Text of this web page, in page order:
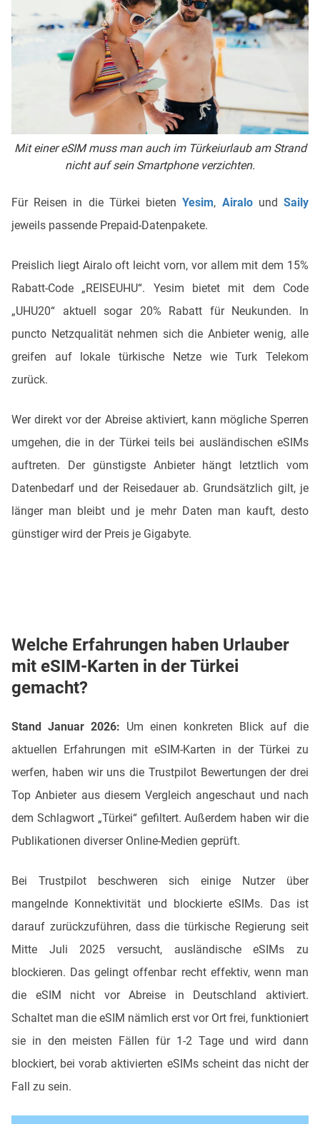
Mit einer eSIM muss man auch im Türkeiurlaub am Strand
nicht auf sein Smartphone verzichten.
Für Reisen in die Türkei bietenYesim, AiraloundSaily
jeweils passende Prepaid-Datenpakete.
Preislich liegt Airalo oft leicht vorn, vor allem mit dem 15%
Rabatt-Code „REISEUHU“. Yesim bietet mit dem Code
„UHU20“ aktuell sogar 20% Rabatt für Neukunden. In
puncto Netzqualität nehmen sich die Anbieter wenig, alle
greifen auf lokale türkische Netze wie Turk Telekom
zurück.
Wer direkt vor der Abreise aktiviert, kann mögliche Sperren
umgehen, die in der Türkei teils bei ausländischen eSIMs
auftreten. Der günstigste Anbieter hängt letztlich vom
Datenbedarf und der Reisedauer ab. Grundsätzlich gilt, je
länger man bleibt und je mehr Daten man kauft, desto
günstiger wird der Preis je Gigabyte.
Welche Erfahrungen haben Urlauber
mit eSIM-Karten in der Türkei
gemacht?
Stand Januar 2026: Um einen konkreten Blick auf die
aktuellen Erfahrungen mit eSIM-Karten in der Türkei zu
werfen, haben wir uns die Trustpilot Bewertungen der drei
Top Anbieter aus diesem Vergleich angeschaut und nach
dem Schlagwort „Türkei“ gefiltert. Außerdem haben wir die
Publikationen diverser Online-Medien geprüft.
Bei Trustpilot beschweren sich einige Nutzer über
mangelnde Konnektivität und blockierte eSIMs. Das ist
darauf zurückzuführen, dass die türkische Regierung seit
Mitte Juli 2025 versucht, ausländische eSIMs zu
blockieren. Das gelingt offenbar recht effektiv, wenn man
die eSIM nicht vor Abreise in Deutschland aktiviert.
Schaltet man die eSIM nämlich erst vor Ort frei, funktioniert
sie in den meisten Fällen für 1-2 Tage und wird dann
blockiert, bei vorab aktivierten eSIMs scheint das nicht der
Fall zu sein.